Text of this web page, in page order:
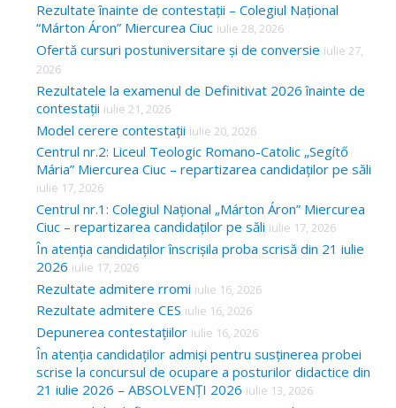
Rezultate înainte de contestații – Colegiul Național
“Márton Áron” Miercurea Ciuc iulie 28, 2026
Ofertă cursuri postuniversitare și de conversie iulie 27,
2026
Rezultatele la examenul de Definitivat 2026 înainte de
contestații iulie 21, 2026
Model cerere contestații iulie 20, 2026
Centrul nr.2: Liceul Teologic Romano-Catolic „Segítő
Mária” Miercurea Ciuc – repartizarea candidaților pe săli
iulie 17, 2026
Centrul nr.1: Colegiul Național „Márton Áron” Miercurea
Ciuc – repartizarea candidaților pe săli iulie 17, 2026
În atenția candidaților înscrișila proba scrisă din 21 iulie
2026 iulie 17, 2026
Rezultate admitere rromi iulie 16, 2026
Rezultate admitere CES iulie 16, 2026
Depunerea contestațiilor iulie 16, 2026
În atenția candidaților admiși pentru susținerea probei
scrise la concursul de ocupare a posturilor didactice din
21 iulie 2026 – ABSOLVENȚI 2026 iulie 13, 2026